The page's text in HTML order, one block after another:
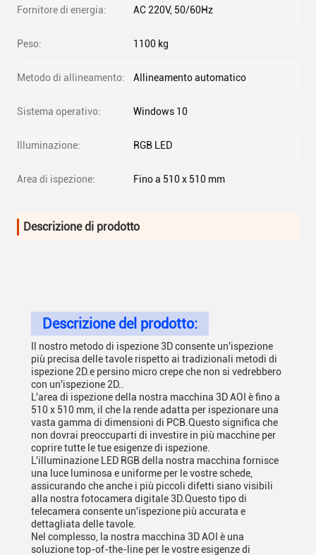
Fornitore di energia: AC 220V, 50/60Hz
Peso: 1100 kg
Metodo di allineamento: Allineamento automatico
Sistema operativo: Windows 10
Illuminazione: RGB LED
Area di ispezione: Fino a 510 x 510 mm
Descrizione di prodotto
Descrizione del prodotto:
Il nostro metodo di ispezione 3D consente un'ispezione
più precisa delle tavole rispetto ai tradizionali metodi di
ispezione 2D.e persino micro crepe che non si vedrebbero
con un'ispezione 2D..
L'area di ispezione della nostra macchina 3D AOI è fino a
510 x 510 mm, il che la rende adatta per ispezionare una
vasta gamma di dimensioni di PCB.Questo significa che
non dovrai preoccuparti di investire in più macchine per
coprire tutte le tue esigenze di ispezione.
L'illuminazione LED RGB della nostra macchina fornisce
una luce luminosa e uniforme per le vostre schede,
assicurando che anche i più piccoli difetti siano visibili
alla nostra fotocamera digitale 3D.Questo tipo di
telecamera consente un'ispezione più accurata e
dettagliata delle tavole.
Nel complesso, la nostra macchina 3D AOI è una
soluzione top-of-the-line per le vostre esigenze di